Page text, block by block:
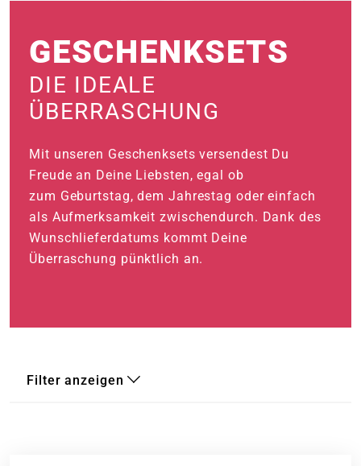
GESCHENKSETS
DIE IDEALE
ÜBERRASCHUNG
Mit unseren Geschenksets versendest Du
Freude an Deine Liebsten, egal ob
zum Geburtstag, dem Jahrestag oder einfach
als Aufmerksamkeit zwischendurch. Dank des
Wunschlieferdatums kommt Deine
Überraschung pünktlich an.
Filter anzeigen